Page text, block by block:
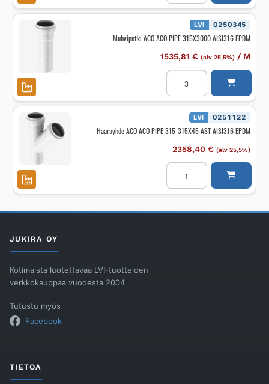
PIPE
315X87.5
AISI316
EPDM
LVI 0250345
Muhviputki ACO ACO PIPE 315X3000 AISI316 EPDM
1535,81 € (alv 25,5%)/ M
Muhviputki
PIPE
315X3000
AISI316
määrä
LVI 0251122
Haarayhde ACO ACO PIPE 315-315X45 AST AISI316 EPDM
2358,40 € (alv 25,5%)
Haarayhde
PIPE
AST
JUKIRA OY
Kotimaista luotettavaa LVI-tuotteiden
verkkokauppaa vuodesta 2004
Tutustu myös
Facebook
TIETOA